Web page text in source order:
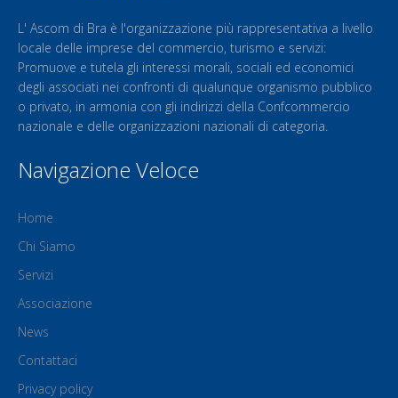
L' Ascom di Bra è l'organizzazione più rappresentativa a livello
locale delle imprese del commercio, turismo e servizi:
Promuove e tutela gli interessi morali, sociali ed economici
degli associati nei confronti di qualunque organismo pubblico
o privato, in armonia con gli indirizzi della Confcommercio
nazionale e delle organizzazioni nazionali di categoria.
Navigazione Veloce
Home
Chi Siamo
Servizi
Associazione
News
Contattaci
Privacy policy